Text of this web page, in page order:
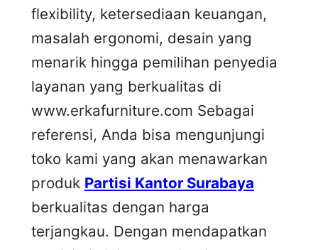
flexibility, ketersediaan keuangan,
masalah ergonomi, desain yang
menarik hingga pemilihan penyedia
layanan yang berkualitas di
www.erkafurniture.com Sebagai
referensi, Anda bisa mengunjungi
toko kami yang akan menawarkan
produk Partisi Kantor Surabaya
berkualitas dengan harga
terjangkau. Dengan mendapatkan